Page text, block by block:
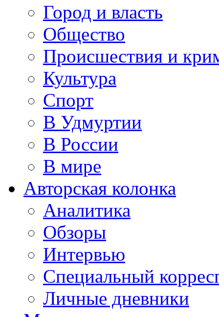
Город и власть
Общество
Происшествия и
Культура
Спорт
В Удмуртии
В России
В мире
Авторская колонка
Аналитика
Обзоры
Интервью
Специальный
Личные дневники